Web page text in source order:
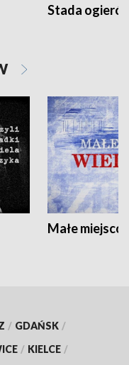
Stada
Małe
/ GDAŃSK /
/ KIELCE /